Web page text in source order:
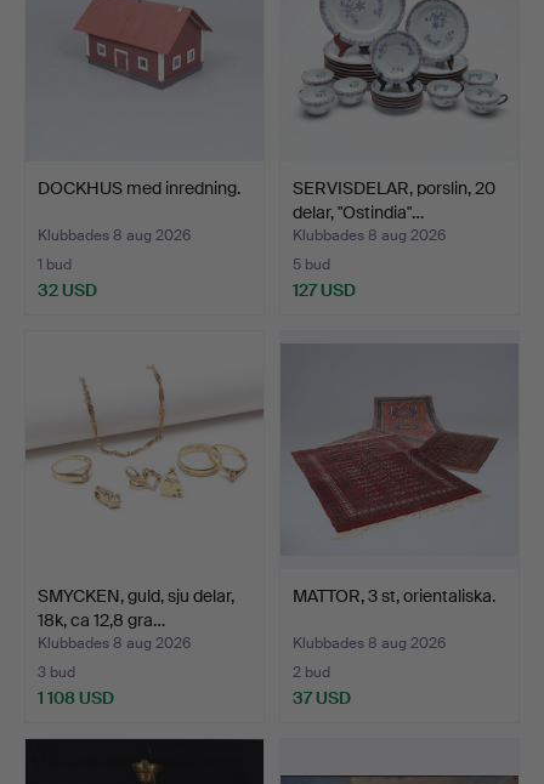
DOCKHUS med inredning.
Klubbades 8 aug 2026
1 bud
32 USD
SERVISDELAR, porslin, 20
delar, "Ostindia"…
Klubbades 8 aug 2026
5 bud
127 USD
SMYCKEN, guld, sju delar,
18k, ca 12,8 gra…
Klubbades 8 aug 2026
3 bud
1 108 USD
MATTOR, 3 st, orientaliska.
Klubbades 8 aug 2026
2 bud
37 USD